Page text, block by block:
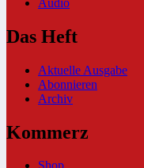
Das Heft
Aktuelle Ausgabe
Abonnieren
Archiv
Kommerz